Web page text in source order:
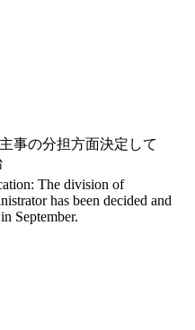
事の分担方面決定して
The division of
has been decided and
September.